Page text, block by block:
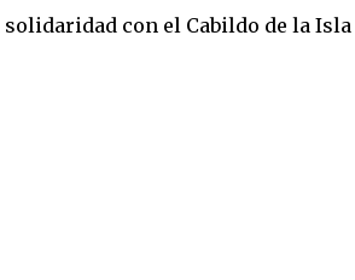
con el Cabildo de la Isla